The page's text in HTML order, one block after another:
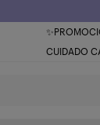
CUIDADO